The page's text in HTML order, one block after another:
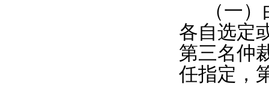
（一
各自选定
第三名仲
任指定，